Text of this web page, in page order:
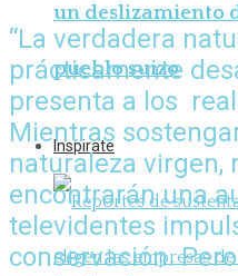
un deslizamiento
pueblo suizo
Inspirate
“La verdadera
prácticamente
presenta a los
Mientras
naturaleza virgen,
encontrarán una
televidentes
conservación.